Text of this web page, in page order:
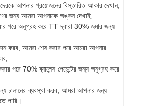
আপনার প্রয়োজনের বিস্তারিত আকার দেখান,
জন্য আমরা আপনাকে অঙ্কন দেখাই,
পরে অনুগ্রহ করে TT দ্বারা 30% জমার জন্য
করব, আমরা শেষ করার পরে আমরা আপনার
পরে 70% ব্যালেন্স পেমেন্টের জন্য অনুগ্রহ করে
চালানের ব্যবস্থা করব, আমরা আপনার জন্য
পারি।